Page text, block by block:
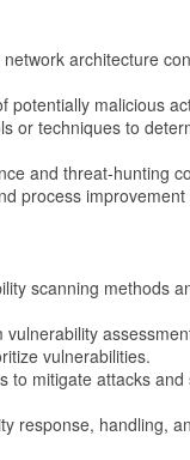
architecture
potentially malicious
or techniques to
and threat-hunting
process
scanning methods
vulnerabilities.
to mitigate attacks and
response, handling,